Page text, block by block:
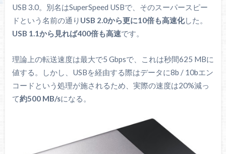
USB 3.0。別名はSuperSpeed USBで、そのスーパースピー
ドという名前の通り USB 2.0から更に10倍も高速化した。
USB 1.1から見れば400倍も高速です。
理論上の転送速度は最大で5 Gbpsで、これは秒間625 MBに
値する。しかし、USBを経由する際はデータに8b / 10bエン
コードという処理が施されるため、実際の速度は20%減っ
て約500 MB/sになる。